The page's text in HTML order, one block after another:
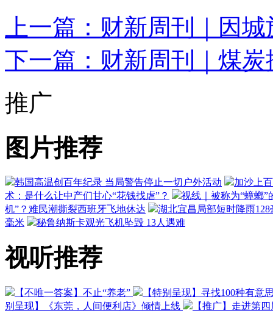
上一篇：财新周刊｜因
下一篇：财新周刊｜煤炭
推广
图片推荐
韩国高温创百年纪录 当局警告停止一切户外活动
加沙上
术：是什么让中产们甘心“花钱找虐”？
视线｜被称为“蟑螂
机”？难民潮撕裂西班牙飞地休达
湖北宜昌局部短时降雨
毫米
秘鲁纳斯卡观光飞机坠毁 13人遇难
视听推荐
【不唯一答案】不止“养老”
【特别呈现】寻找100种有意
别呈现】《东莞，人间便利店》倾情上线
【推广】走进第